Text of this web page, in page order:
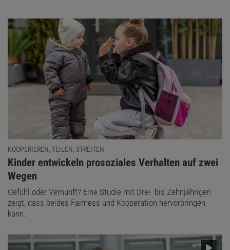
KOOPERIEREN, TEILEN, STREITEN
:
Kinder entwickeln prosoziales Verhalten auf zwei
Wegen
Gefühl oder Vernunft? Eine Studie mit Drei- bis Zehnjährigen
zeigt, dass beides Fairness und Kooperation hervorbringen
kann.